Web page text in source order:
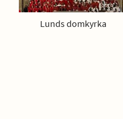
Lunds domkyrka